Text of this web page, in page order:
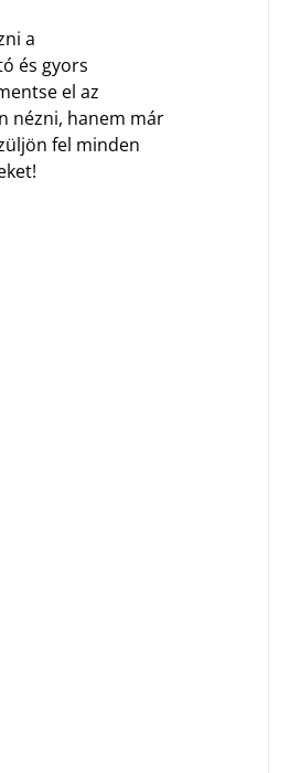
a
és gyors
el az
nézni, hanem már
fel minden